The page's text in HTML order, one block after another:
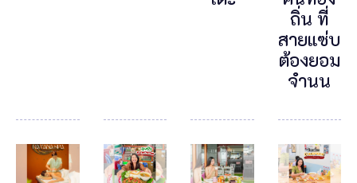
ถิ่น ที่
สายแซ่บ
ต้องยอม
จำนน